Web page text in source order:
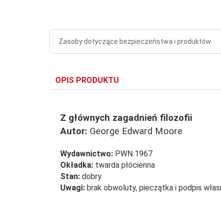
Zasoby dotyczące bezpieczeństwa i produktów
OPIS PRODUKTU
Z głównych zagadnień filozofii
Autor: George Edward Moore
Wydawnictwo: PWN 1967
Okładka: twarda płócienna
Stan: dobry
Uwagi: brak obwoluty, pieczątka i podpis